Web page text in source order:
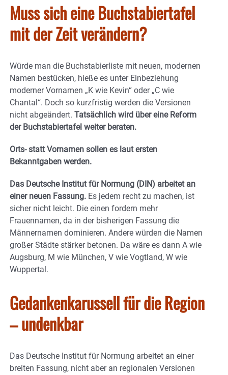
Muss sich eine Buchstabiertafel
mit der Zeit verändern?
Würde man die Buchstabierliste mit neuen, modernen
Namen bestücken, hieße es unter Einbeziehung
moderner Vornamen „K wie Kevin“ oder „C wie
Chantal“. Doch so kurzfristig werden die Versionen
nicht abgeändert. Tatsächlich wird über eine Reform
der Buchstabiertafel weiter beraten.
Orts- statt Vornamen sollen es laut ersten
Bekanntgaben werden.
Das Deutsche Institut für Normung (DIN) arbeitet an
einer neuen Fassung. Es jedem recht zu machen, ist
sicher nicht leicht. Die einen fordern mehr
Frauennamen, da in der bisherigen Fassung die
Männernamen dominieren. Andere würden die Namen
großer Städte stärker betonen. Da wäre es dann A wie
Augsburg, M wie München, V wie Vogtland, W wie
Wuppertal.
Gedankenkarussell für die Region
– undenkbar
Das Deutsche Institut für Normung arbeitet an einer
breiten Fassung, nicht aber an regionalen Versionen